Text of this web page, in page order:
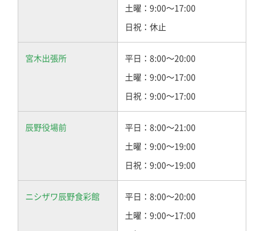
土曜：9:00～17:00
日祝：休止
宮木出張所
平日：8:00～20:00
土曜：9:00～17:00
日祝：9:00～17:00
辰野役場前
平日：8:00～21:00
土曜：9:00～19:00
日祝：9:00～19:00
ニシザワ辰野食彩館
平日：8:00～20:00
土曜：9:00～17:00